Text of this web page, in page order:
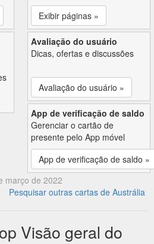
Exibir páginas »
Avaliação do usuário
Dicas, ofertas e discussões
Avaliação do usuário »
App de verificação de saldo
Gerenciar o cartão de
presente pelo App móvel
App de verificação de saldo »
março de 2022
Pesquisar outras cartas de Austrália
Visão geral do